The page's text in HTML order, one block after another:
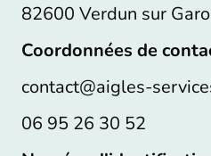
82600 Verdun sur
Coordonnées de
contact@aigles-
06 95 26 30 52